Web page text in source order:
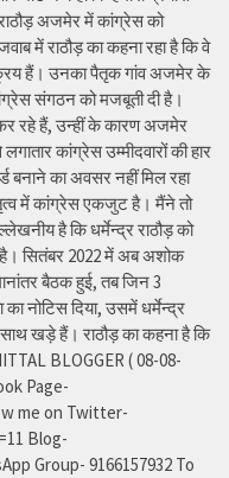
अजमेर में कांग्रेस को
में राठौड़ का कहना रहा है कि वे
हैं। उनका पैतृक गांव अजमेर के
संगठन को मजबूती दी है।
रहे हैं, उन्हीं के कारण अजमेर
कांग्रेस उम्मीदवारों की हार
बनाने का अवसर नहीं मिल रहा
में कांग्रेस एकजुट है। मैंने तो
है कि धर्मेन्द्र राठौड़ को
है। सितंबर 2022 में अब अशोक
बैठक हुई, तब जिन 3
नोटिस दिया, उसमें धर्मेन्द्र
खड़े हैं। राठौड़ का कहना है कि
BLOGGER ( 08-08-
Page-
me on Twitter-
Blog-
Group- 9166157932 To